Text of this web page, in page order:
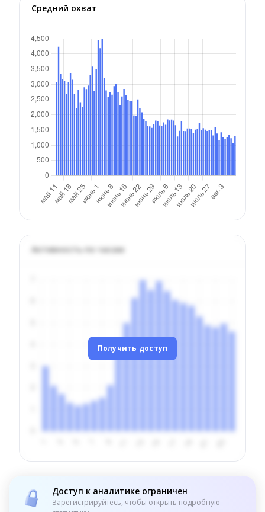
Средний охват
Активность по часам
Получить доступ
Доступ к аналитике ограничен
Зарегистрируйтесь, чтобы открыть подробную